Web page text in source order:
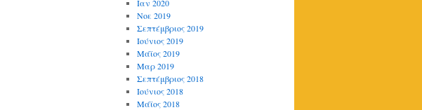
Ιαν 2020
Νοε 2019
Σεπτέμβριος 2019
Ιούνιος 2019
Μάϊος 2019
Μαρ 2019
Σεπτέμβριος 2018
Ιούνιος 2018
Μάϊος 2018